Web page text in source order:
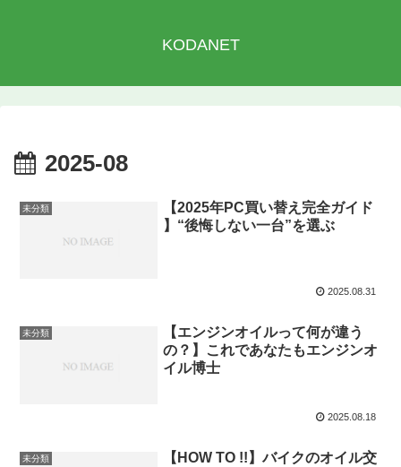
KODANET
2025-08
未分類
【2025年PC買い替え完全ガイド
】“後悔しない一台”を選ぶ
2025.08.31
未分類
【エンジンオイルって何が違う
の？】これであなたもエンジンオ
イル博士
2025.08.18
未分類
【HOW TO !!】バイクのオイル交